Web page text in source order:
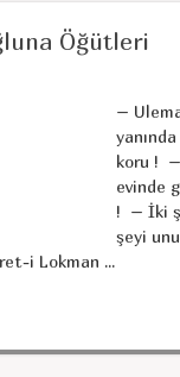
Öğütleri
–
koru ! –
evinde
! – İki
şeyi
i Lokman ...